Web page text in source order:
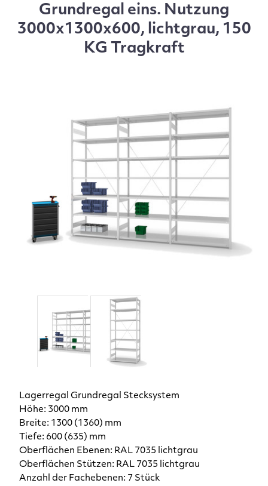
Grundregal eins. Nutzung
3000x1300x600, lichtgrau, 150
KG Tragkraft
Lagerregal Grundregal Stecksystem
Höhe: 3000 mm
Breite: 1300 (1360) mm
Tiefe: 600 (635) mm
Oberflächen Ebenen: RAL 7035 lichtgrau
Oberflächen Stützen: RAL 7035 lichtgrau
Anzahl der Fachebenen: 7 Stück